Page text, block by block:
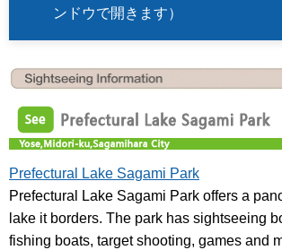
ンドウで開きます）
Prefectural Lake Sagami Park
Prefectural Lake Sagami Park offers a
lake it borders. The park has sightseeing
fishing boats, target shooting, games and